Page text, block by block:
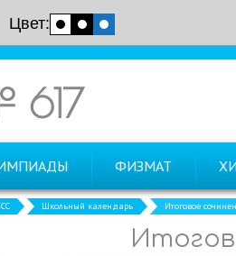
Цвет:
617
ФИЗМАТ
Школьный календарь Итоговое